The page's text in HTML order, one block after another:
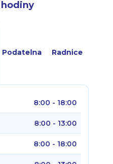
Podatelna Radnice
8:00 - 18:00
8:00 - 13:00
8:00 - 18:00